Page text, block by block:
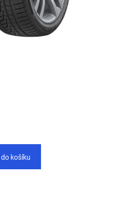
košíku